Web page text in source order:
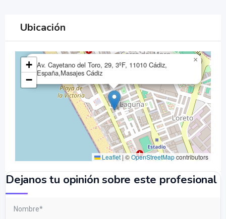
Ubicación
Av. Cayetano del Toro, 29, 3ºF, 11010 Cádiz,
España,Masajes Cádiz
×
+
−
Leaflet | ©OpenStreetMapcontributors
Dejanos tu opinión sobre este profesional